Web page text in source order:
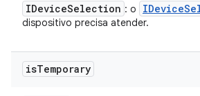
IDeviceSelection : o IDevice
dispositivo precisa atender.
isTemporary